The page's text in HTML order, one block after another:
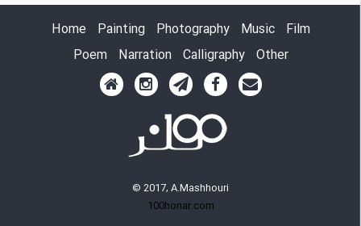
Home Painting Photography Music
Film
Poem
Narration Calligraphy Other
© 2017, A.Mashhouri
100honar.com